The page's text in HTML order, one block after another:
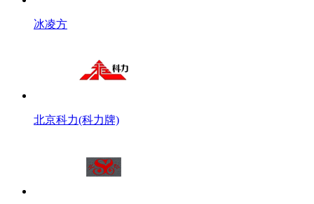
冰凌方
北京科力(科力牌)